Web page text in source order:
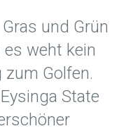
und Grün
weht kein
zum Golfen.
State